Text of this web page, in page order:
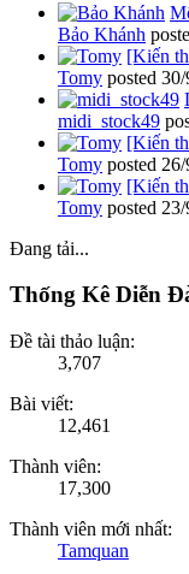
Bảo Khánh
[Kiến
Tomy posted 30/
midi_stock49
[Kiến
Tomy posted
[Kiến
Tomy posted
Đang tải...
Thống Kê Diễn
Đề tài thảo luận:
3,707
Bài viết:
12,461
Thành viên:
17,300
Thành viên mới nhất:
Tamquan